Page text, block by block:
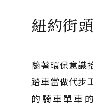
紐約街
隨著環保意識
踏車當做代步
的騎車單車